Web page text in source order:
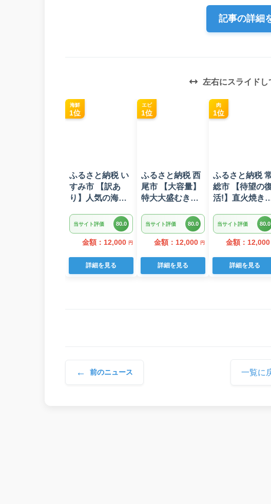
記事の詳細
左右にスライドし
海鮮
1位
ふるさと納税 い
すみ市 【訳あ
り】人気の海鮮
塩 塩銀鮭切り落
とし(端材)約3kg
当サイト評価 80.0
金額：12,000 円
詳細を見る
エビ
1位
ふるさと納税 西
尾市 【大容量】
特大大盛むきえ
K287
当サイト評価 80.0
金額：12,000 円
詳細を見る
肉
1位
ふるさと納税
総市 【待望の
活!】直火焼き
ラスソース 3kg
22個入り
当サイト評価 80.0
金額：12,000
詳細を見る
← 前のニュース 一覧に